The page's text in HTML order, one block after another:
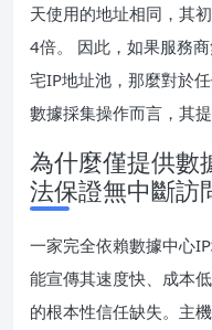
天使用的地址相同，其
4倍。 因此，如果服務
宅IP地址池，那麼對於
數據採集操作而言，其
為什麼僅提供數
法保證無中斷訪
一家完全依賴數據中心
能宣傳其速度快、成本
的根本性信任缺失。主